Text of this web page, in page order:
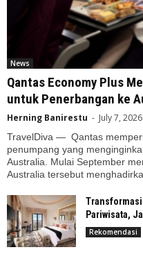
News
Qantas Economy Plus
untuk Penerbangan ke
Herning Banirestu - July 7, 2026
TravelDiva — Qantas
penumpang yang
Australia. Mulai September
Australia tersebut
Pariwisata,
Rekomendasi